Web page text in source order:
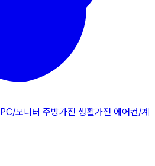
PC/모니터 주방가전 생활가전 에어컨/계